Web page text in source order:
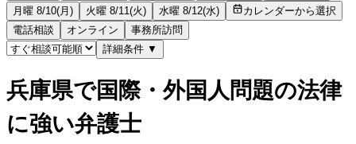
月曜 8/10(月)
火曜 8/11(火) 水曜 8/12(水)
カレンダーから選択
電話相談
オンライン
事務所訪問
詳細条件 ▼
兵庫県で国際・外国人問題の法律
に強い弁護士